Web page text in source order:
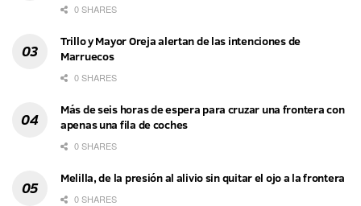
0 SHARES
Trillo y Mayor Oreja alertan de las intenciones de
Marruecos
0 SHARES
Más de seis horas de espera para cruzar una frontera con
apenas una fila de coches
0 SHARES
Melilla, de la presión al alivio sin quitar el ojo a la frontera
0 SHARES